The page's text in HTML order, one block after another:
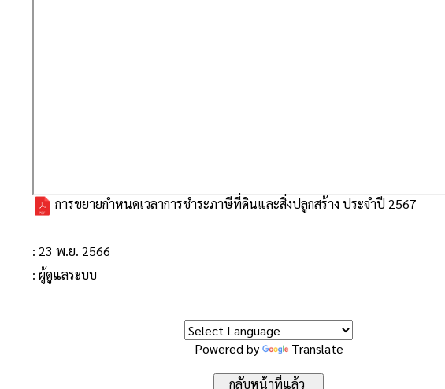
การขยายกำหนดเวลาการชำระภาษีที่ดินและสิ่งปลูกสร้าง ประจำปี 2567
: 23 พ.ย. 2566
: ผู้ดูแลระบบ
Powered by Translate